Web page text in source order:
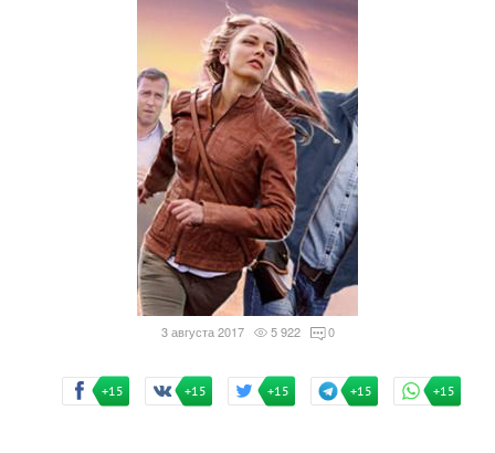
3 августа 2017 5 922 0
+15 +15 +15 +15 +15